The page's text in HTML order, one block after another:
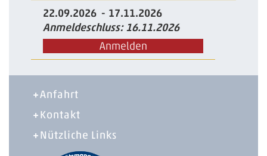
22.09.2026
17.11.2026
Anmeldeschluss: 16.11.2026
Anmelden
Anfahrt
Kontakt
Nützliche Links